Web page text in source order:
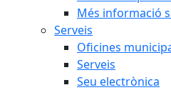
Més informació
Serveis
Oficines
Serveis
Seu electrònica